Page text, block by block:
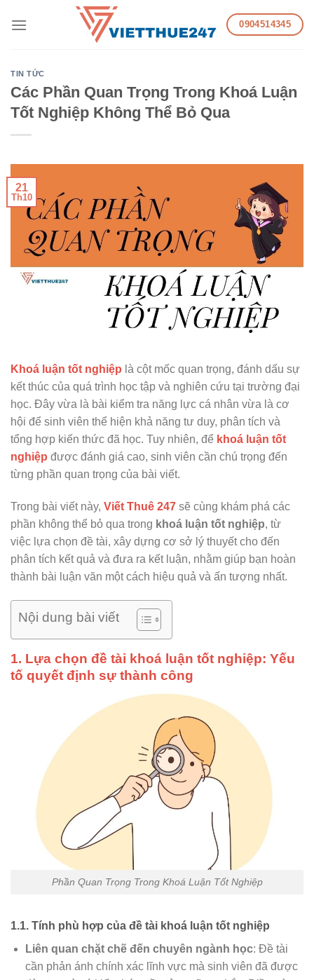
0904514345
TIN TỨC
Các Phần Quan Trọng Trong Khoá Luận
Tốt Nghiệp Không Thể Bỏ Qua
21
Th10
Khoá luận tốt nghiệp là cột mốc quan trọng, đánh dấu sự
kết thúc của quá trình học tập và nghiên cứu tại trường đại
học. Đây vừa là bài kiểm tra năng lực cá nhân vừa là cơ
hội để sinh viên thể hiện khả năng tư duy, phân tích và
tổng hợp kiến thức đã học. Tuy nhiên, để khoá luận tốt
nghiệp được đánh giá cao, sinh viên cần chú trọng đến
từng phần quan trọng của bài viết.
Trong bài viết này, Viết Thuê 247 sẽ cùng khám phá các
phần không thể bỏ qua trong khoá luận tốt nghiệp, từ
việc lựa chọn đề tài, xây dựng cơ sở lý thuyết cho đến
phân tích kết quả và đưa ra kết luận, nhằm giúp bạn hoàn
thành bài luận văn một cách hiệu quả và ấn tượng nhất.
Nội dung bài viết
1. Lựa chọn đề tài khoá luận tốt nghiệp: Yếu
tố quyết định sự thành công
Phần Quan Trọng Trong Khoá Luận Tốt Nghiệp
1.1. Tính phù hợp của đề tài khoá luận tốt nghiệp
Liên quan chặt chẽ đến chuyên ngành học: Đề tài
cần phản ánh chính xác lĩnh vực mà sinh viên đã được